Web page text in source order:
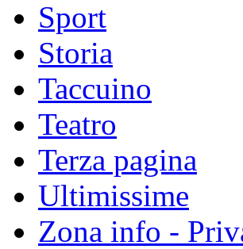
Sport
Storia
Taccuino
Teatro
Terza pagina
Ultimissime
Zona info -